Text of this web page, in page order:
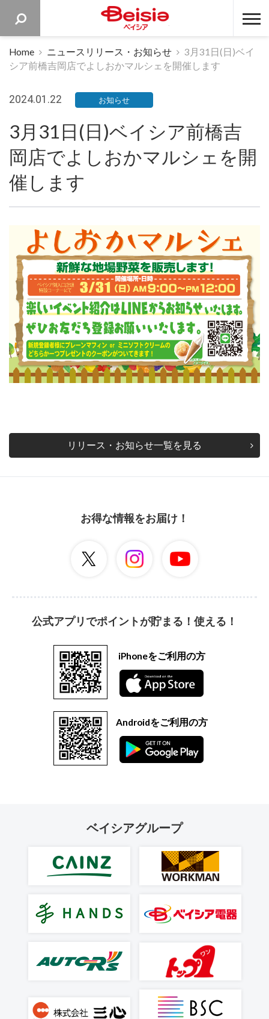
ベイシア
Home ニュースリリース・お知らせ
3月31日(日)ベイ
シア前橋吉岡店でよしおかマルシェを開催します
2024.01.22 お知らせ
3月31日(日)ベイシア前橋吉
岡店でよしおかマルシェを開
催します
リリース・お知らせ一覧を見る
お得な情報をお届け！
公式アプリでポイントが貯まる！使える！
iPhoneをご利用の方
Androidをご利用の方
ベイシアグループ